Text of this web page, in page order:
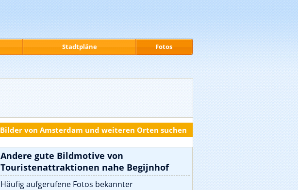
Bilder von Amsterdam und weiteren Orten suchen
Andere gute Bildmotive von
Touristenattraktionen nahe Begijnhof
Häufig aufgerufene Fotos bekannter
Stadtpläne Fotos